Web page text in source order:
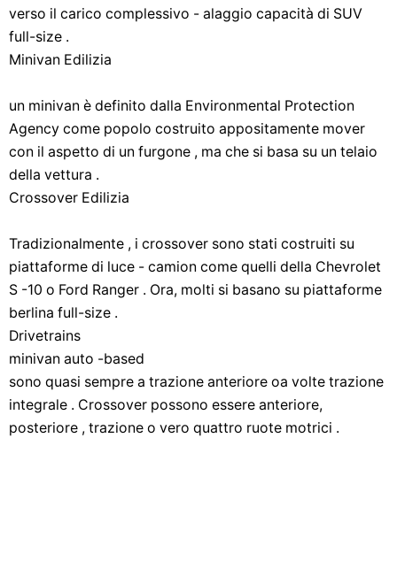
verso il carico complessivo - alaggio capacità di SUV
full-size .
Minivan Edilizia
un minivan è definito dalla Environmental Protection
Agency come popolo costruito appositamente mover
con il aspetto di un furgone , ma che si basa su un telaio
della vettura .
Crossover Edilizia
Tradizionalmente , i crossover sono stati costruiti su
piattaforme di luce - camion come quelli della Chevrolet
S -10 o Ford Ranger . Ora, molti si basano su piattaforme
berlina full-size .
Drivetrains
minivan auto -based
sono quasi sempre a trazione anteriore oa volte trazione
integrale . Crossover possono essere anteriore,
posteriore , trazione o vero quattro ruote motrici .